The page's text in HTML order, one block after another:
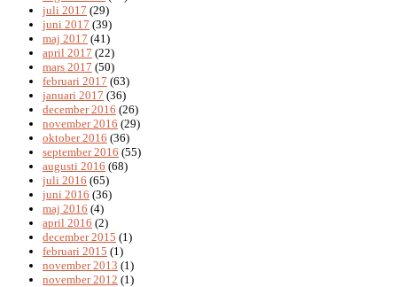
juli 2017 (29)
juni 2017 (39)
maj 2017 (41)
april 2017 (22)
mars 2017 (50)
februari 2017 (63)
januari 2017 (36)
december 2016 (26)
november 2016 (29)
oktober 2016 (36)
september 2016 (55)
augusti 2016 (68)
juli 2016 (65)
juni 2016 (36)
maj 2016 (4)
april 2016 (2)
december 2015 (1)
februari 2015 (1)
november 2013 (1)
november 2012 (1)